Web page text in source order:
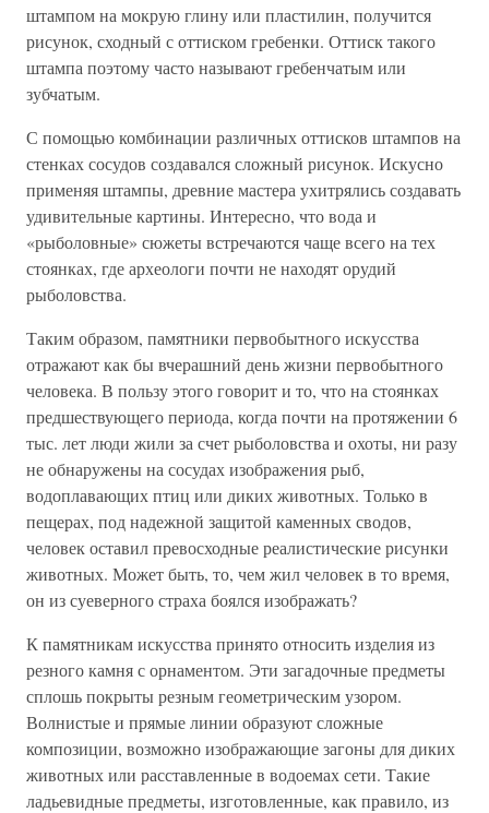
штампом на мокрую глину или пластилин, получится
рисунок, сходный с оттиском гребенки. Оттиск такого
штампа поэтому часто называют гребенчатым или
зубчатым.
С помощью комбинации различных оттисков штампов на
стенках сосудов создавался сложный рисунок. Искусно
применяя штампы, древние мастера ухитрялись создавать
удивительные картины. Интересно, что вода и
«рыболовные» сюжеты встречаются чаще всего на тех
стоянках, где археологи почти не находят орудий
рыболовства.
Таким образом, памятники первобытного искусства
отражают как бы вчерашний день жизни первобытного
человека. В пользу этого говорит и то, что на стоянках
предшествующего периода, когда почти на протяжении 6
тыс. лет люди жили за счет рыболовства и охоты, ни разу
не обнаружены на сосудах изображения рыб,
водоплавающих птиц или диких животных. Только в
пещерах, под надежной защитой каменных сводов,
человек оставил превосходные реалистические рисунки
животных. Может быть, то, чем жил человек в то время,
он из суеверного страха боялся изображать?
К памятникам искусства принято относить изделия из
резного камня с орнаментом. Эти загадочные предметы
сплошь покрыты резным геометрическим узором.
Волнистые и прямые линии образуют сложные
композиции, возможно изображающие загоны для диких
животных или расставленные в водоемах сети. Такие
ладьевидные предметы, изготовленные, как правило, из